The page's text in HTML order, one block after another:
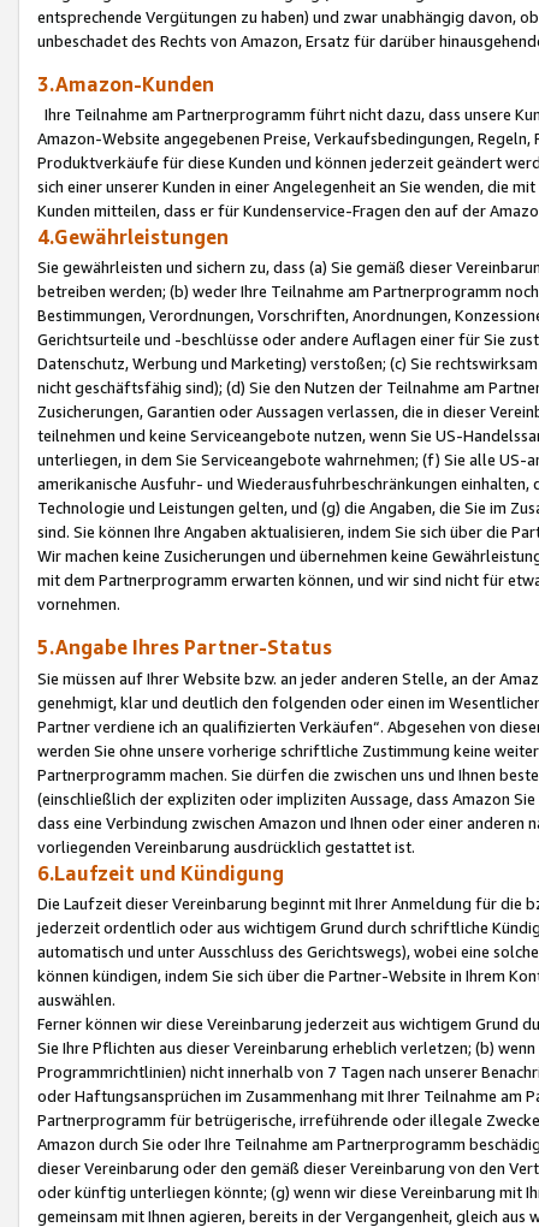
entsprechende Vergütungen zu haben) und zwar unabhängig davon,
unbeschadet des Rechts von Amazon, Ersatz für darüber
3.Amazon-Kunden
Ihre Teilnahme am Partnerprogramm führt nicht dazu, dass unsere
Amazon-Website angegebenen Preise, Verkaufsbedingungen,
Produktverkäufe für diese Kunden und können jederzeit geändert
sich einer unserer Kunden in einer Angelegenheit an Sie wenden, die
Kunden mitteilen, dass er für Kundenservice-Fragen den auf der
4.Gewährleistungen
Sie gewährleisten und sichern zu, dass (a) Sie gemäß dieser
betreiben werden; (b) weder Ihre Teilnahme am Partnerprogramm
Bestimmungen, Verordnungen, Vorschriften, Anordnungen,
Gerichtsurteile und -beschlüsse oder andere Auflagen einer für Sie
Datenschutz, Werbung und Marketing) verstoßen; (c) Sie
nicht geschäftsfähig sind); (d) Sie den Nutzen der Teilnahme am
Zusicherungen, Garantien oder Aussagen verlassen, die in dieser
teilnehmen und keine Serviceangebote nutzen, wenn Sie US-
unterliegen, in dem Sie Serviceangebote wahrnehmen; (f) Sie alle
amerikanische Ausfuhr- und Wiederausfuhrbeschränkungen
Technologie und Leistungen gelten, und (g) die Angaben, die Sie im
sind. Sie können Ihre Angaben aktualisieren, indem Sie sich über die
Wir machen keine Zusicherungen und übernehmen keine
mit dem Partnerprogramm erwarten können, und wir sind nicht für
vornehmen.
5.Angabe Ihres Partner-Status
Sie müssen auf Ihrer Website bzw. an jeder anderen Stelle, an der
genehmigt, klar und deutlich den folgenden oder einen im
Partner verdiene ich an qualifizierten Verkäufen“. Abgesehen von
werden Sie ohne unsere vorherige schriftliche Zustimmung keine
Partnerprogramm machen. Sie dürfen die zwischen uns und Ihnen
(einschließlich der expliziten oder impliziten Aussage, dass Amazon
dass eine Verbindung zwischen Amazon und Ihnen oder einer
vorliegenden Vereinbarung ausdrücklich gestattet ist.
6.Laufzeit und Kündigung
Die Laufzeit dieser Vereinbarung beginnt mit Ihrer Anmeldung für die
jederzeit ordentlich oder aus wichtigem Grund durch schriftliche
automatisch und unter Ausschluss des Gerichtswegs), wobei eine
können kündigen, indem Sie sich über die Partner-Website in Ihrem
auswählen.
Ferner können wir diese Vereinbarung jederzeit aus wichtigem Grund
Sie Ihre Pflichten aus dieser Vereinbarung erheblich verletzen; (b)
Programmrichtlinien) nicht innerhalb von 7 Tagen nach unserer
oder Haftungsansprüchen im Zusammenhang mit Ihrer Teilnahme am
Partnerprogramm für betrügerische, irreführende oder illegale
Amazon durch Sie oder Ihre Teilnahme am Partnerprogramm
dieser Vereinbarung oder den gemäß dieser Vereinbarung von den
oder künftig unterliegen könnte; (g) wenn wir diese Vereinbarung mit
gemeinsam mit Ihnen agieren, bereits in der Vergangenheit, gleich